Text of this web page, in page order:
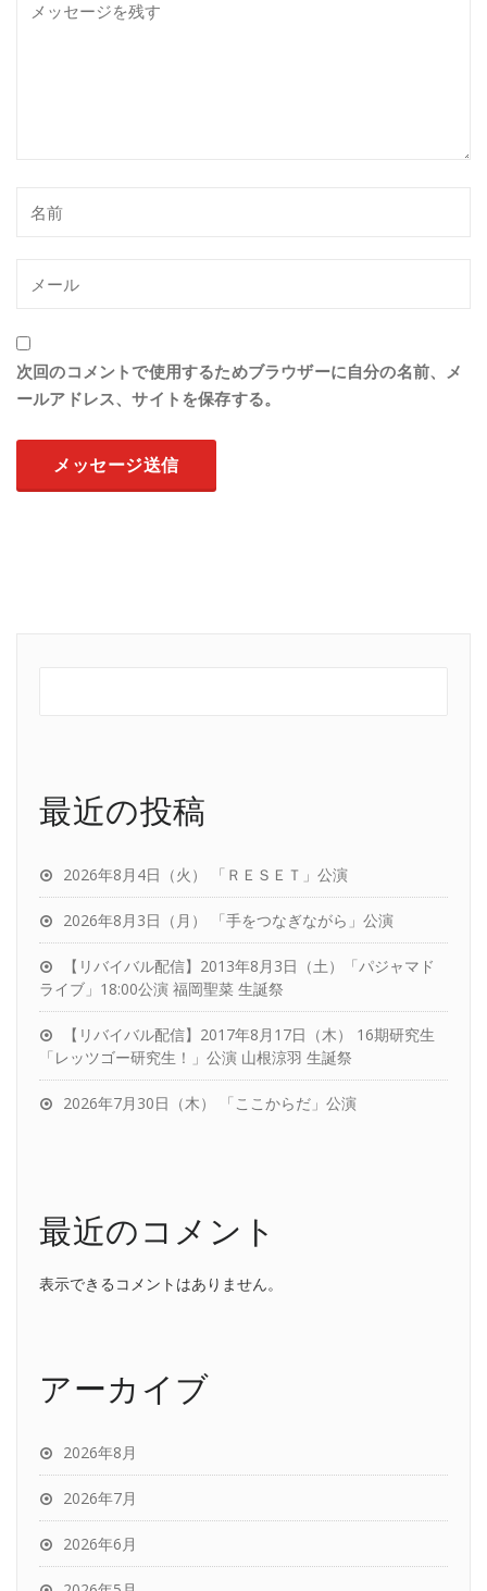
次回のコメントで使用するためブラウザーに自分の名前、メ
ールアドレス、サイトを保存する。
最近の投稿
2026年8月4日（火） 「ＲＥＳＥＴ」公演
2026年8月3日（月） 「手をつなぎながら」公演
【リバイバル配信】2013年8月3日（土）「パジャマド
ライブ」18:00公演 福岡聖菜 生誕祭
【リバイバル配信】2017年8月17日（木） 16期研究生
「レッツゴー研究生！」公演 山根涼羽 生誕祭
2026年7月30日（木） 「ここからだ」公演
最近のコメント
表示できるコメントはありません。
アーカイブ
2026年8月
2026年7月
2026年6月